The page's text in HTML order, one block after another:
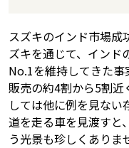
スズキのインド市場成
ズキを通じて、インド
No.1を維持してきた
販売の約4割から5割
しては他に例を見な
道を走る車を見渡すと
う光景も珍しくありま